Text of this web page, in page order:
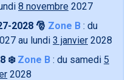
8 novembre 2027
2028 🎅 Zone B : du
au lundi 3 janvier 2028
❄️ Zone B : du samedi 5
2028